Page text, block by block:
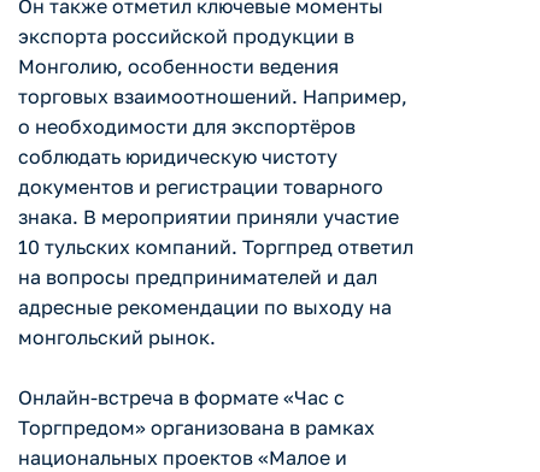
Он также отметил ключевые моменты
экспорта российской продукции в
Монголию, особенности ведения
торговых взаимоотношений. Например,
о необходимости для экспортёров
соблюдать юридическую чистоту
документов и регистрации товарного
знака. В мероприятии приняли участие
10 тульских компаний. Торгпред ответил
на вопросы предпринимателей и дал
адресные рекомендации по выходу на
монгольский рынок.
Онлайн-встреча в формате «Час с
Торгпредом» организована в рамках
национальных проектов «Малое и